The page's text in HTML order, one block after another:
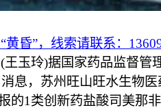
黄昏”，线索请联系：
玉玲)据国家药品监督管
息，苏州旺山旺水生物
的1类创新药盐酸司美那